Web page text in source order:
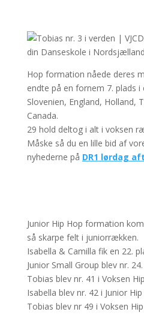
Hop formation nåede deres
endte på en fornem 7. plads
Slovenien, England, Holland,
Canada.
29 hold deltog i alt i voksen
Måske så du en lille bid af
nyhederne på DR1 lørdag
Junior Hip Hop formation
så skarpe felt i juniorrækken.
Isabella & Camilla fik en 22.
Junior Small Group blev nr. 24.
Tobias blev nr. 41 i Voksen
Isabella blev nr. 42 i Junior
Tobias blev nr 49 i Voksen